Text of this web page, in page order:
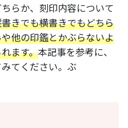
らか、刻印内容について
きでも横書きでもどちら
他の印鑑とかぶらないよ
ます。本記事を参考に、
てください。ぶ